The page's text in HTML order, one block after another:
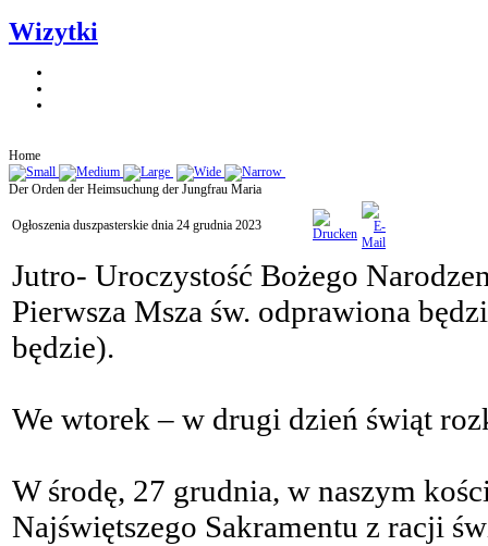
Wizytki
Home
Der Orden der Heimsuchung der Jungfrau Maria
Ogłoszenia duszpasterskie dnia 24 grudnia 2023
Jutro- Uroczystość Bożego
Pierwsza Msza św. odprawiona
będzie).
We wtorek – w drugi dzień świąt
W środę, 27 grudnia, w naszym
Najświętszego Sakramentu z racji